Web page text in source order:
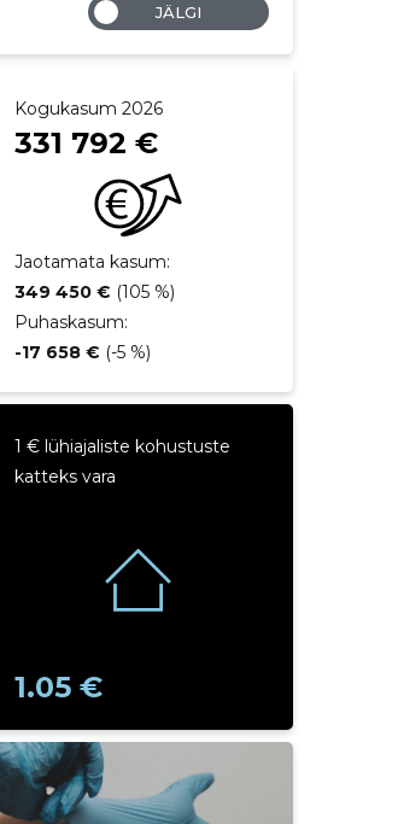
JÄLGI
Kogukasum 2026
331 792 €
Jaotamata kasum:
349 450 € (105 %)
Puhaskasum:
-17 658 € (-5 %)
1 € lühiajaliste kohustuste
katteks vara
1.05 €